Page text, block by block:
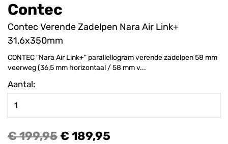
Contec
Contec Verende Zadelpen Nara Air Link+
31,6x350mm
CONTEC "Nara Air Link+" parallellogram verende zadelpen 58 mm
veerweg (36,5 mm horizontaal / 58 mm v...
Aantal:
€ 199,95€ 189,95